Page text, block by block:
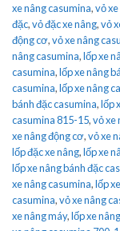
xe nâng casumina,vỏ
đặc,vỏ đặc xe nâng,vỏ
động cơ,vỏ xe nâng
nâng casumina,lốp xe
casumina,lốp xe nâng
casumina,lốp xe nâng
bánh đặc casumina,lốp
casumina 815-15,vỏ xe
xe nâng động cơ,vỏ xe
lốp đặc xe nâng,lốp xe
lốp xe nâng bánh đặc
xe nâng casumina,lốp
casumina,vỏ xe nâng
xe nâng máy,lốp xe